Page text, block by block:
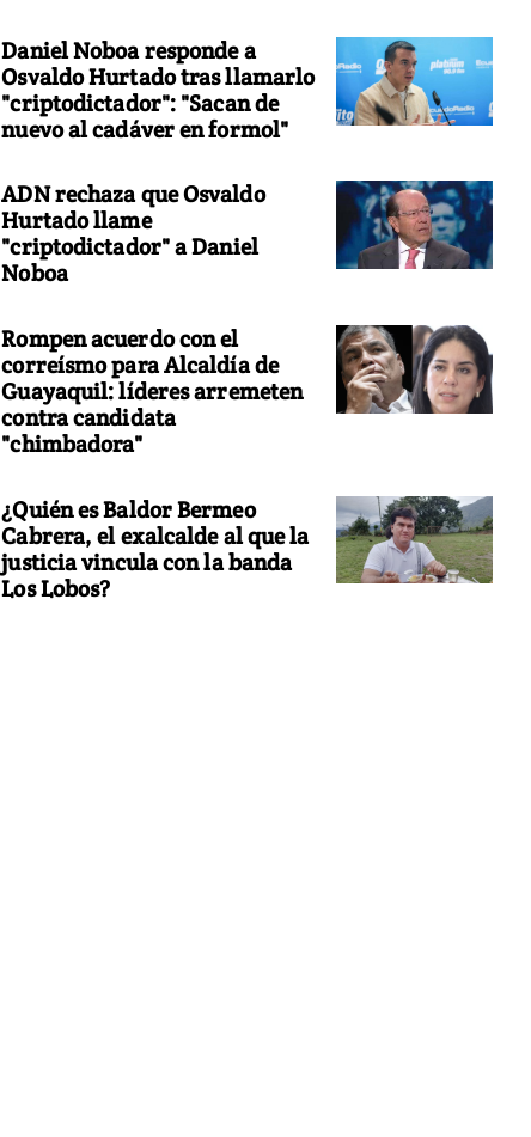
Daniel Noboa responde a
Osvaldo Hurtado tras llamarlo
"criptodictador": "Sacan de
nuevo al cadáver en formol"
ADN rechaza que Osvaldo
Hurtado llame
"criptodictador" a Daniel
Noboa
Rompen acuerdo con el
correísmo para Alcaldía de
Guayaquil: líderes arremeten
contra candidata
"chimbadora"
¿Quién es Baldor Bermeo
Cabrera, el exalcalde al que la
justicia vincula con la banda
Los Lobos?